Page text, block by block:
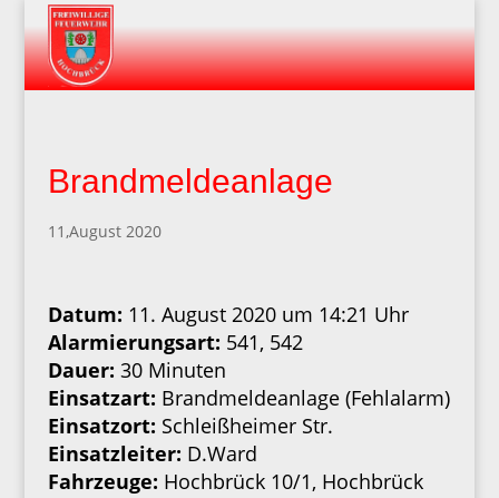
Brandmeldeanlage
11,August 2020
Datum: 11. August 2020 um 14:21 Uhr
Alarmierungsart: 541, 542
Dauer: 30 Minuten
Einsatzart: Brandmeldeanlage (Fehlalarm)
Einsatzort: Schleißheimer Str.
Einsatzleiter: D.Ward
Fahrzeuge: Hochbrück 10/1, Hochbrück